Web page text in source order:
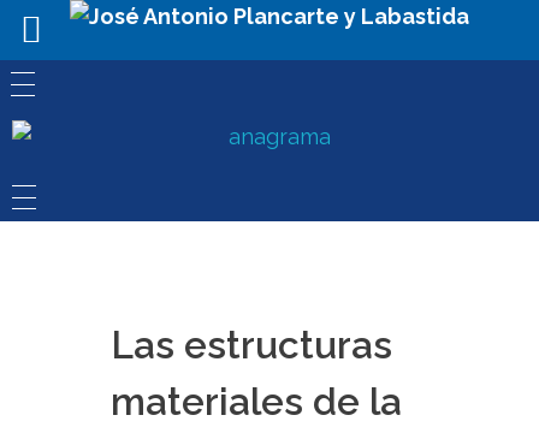
Las estructuras
materiales de la